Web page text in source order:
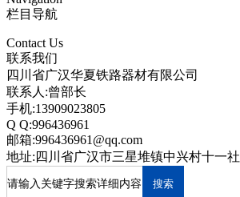
栏目导航
Contact Us
联系我们
四川省广汉华夏铁路器材有限公司
联系人:曾部长
手机:13909023805
Q Q:996436961
邮箱:996436961@qq.com
地址:四川省广汉市三星堆镇中兴村十一社